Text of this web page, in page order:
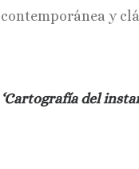
contemporánea y
‘Cartografía del